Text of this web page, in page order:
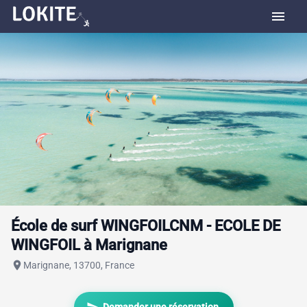
menu
École de surf WINGFOILCNM - ECOLE DE
WINGFOIL à Marignane
place Marignane, 13700, France